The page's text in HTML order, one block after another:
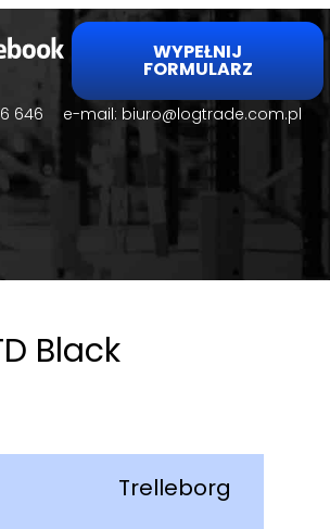
WYPEŁNIJ
FORMULARZ
646 e-mail: biuro@logtrade.com.pl
Black
Trelleborg